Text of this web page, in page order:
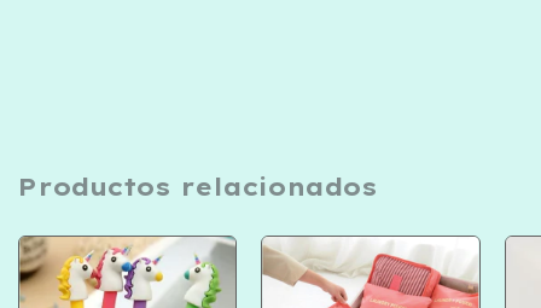
Productos relacionados